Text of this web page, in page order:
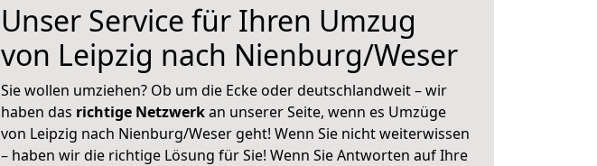
Unser Service für Ihren Umzug
von Leipzig nach Nienburg/Weser
Sie wollen umziehen? Ob um die Ecke oder deutschlandweit – wir
haben das richtige Netzwerkan unserer Seite, wenn es Umzüge
von Leipzig nach Nienburg/Weser geht! Wenn Sie nicht weiterwissen
– haben wir die richtige Lösung für Sie! Wenn Sie Antworten auf Ihre